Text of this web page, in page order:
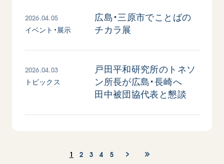
2026.08.06
SDGs 平和
証言 広島
2026.04.05
イベント・展示
広島・三原市でことばの
チカラ展
2026.04.03
トピックス
戸田平和研究所のトネソ
ン所長が広島・長崎へ
田中被団協代表と懇談
1 2 3 4 5